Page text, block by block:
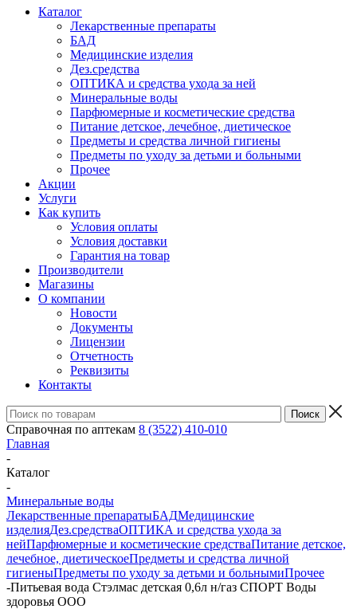
Каталог
Лекарственные препараты
БАД
Медицинские изделия
Дез.средства
ОПТИКА и средства ухода за ней
Минеральные воды
Парфюмерные и косметические средства
Питание детское, лечебное, диетическое
Предметы и средства личной гигиены
Предметы по уходу за детьми и больными
Прочее
Акции
Услуги
Как купить
Условия оплаты
Условия доставки
Гарантия на товар
Производители
Магазины
О компании
Новости
Документы
Лицензии
Отчетность
Реквизиты
Контакты
Справочная по аптекам 8 (3522) 410-010
Главная
-
Каталог
-
Минеральные воды
Лекарственные препаратыБАДМедицинские
изделияДез.средстваОПТИКА и средства ухода за
нейПарфюмерные и косметические средстваПитание детское,
лечебное, диетическоеПредметы и средства личной
гигиеныПредметы по уходу за детьми и больнымиПрочее
-Питьевая вода Стэлмас детская 0,6л н/газ СПОРТ Воды
здоровья ООО